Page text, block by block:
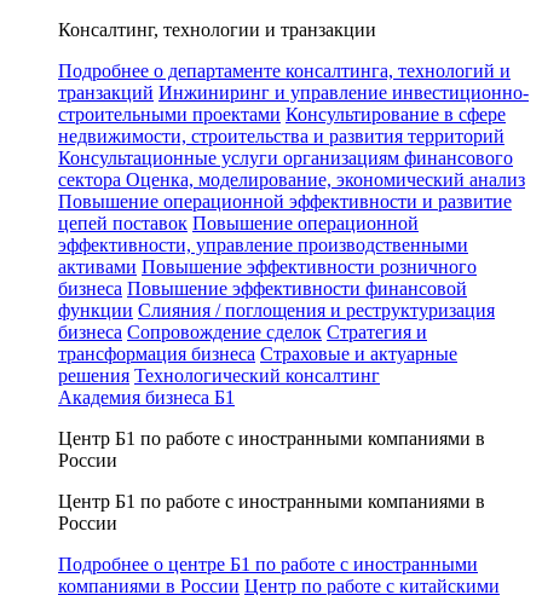
Консалтинг, технологии и транзакции
Подробнее о департаменте консалтинга, технологий и
транзакций Инжиниринг и управление инвестиционно-
строительными проектами Консультирование в сфере
недвижимости, строительства и развития территорий
Консультационные услуги организациям финансового
сектора Оценка, моделирование, экономический анализ
Повышение операционной эффективности и развитие
цепей поставок Повышение операционной
эффективности, управление производственными
активами Повышение эффективности розничного
бизнеса Повышение эффективности финансовой
функции Слияния / поглощения и реструктуризация
бизнеса Сопровождение сделок Стратегия и
трансформация бизнеса Страховые и актуарные
решения Технологический консалтинг
Академия бизнеса Б1
Центр Б1 по работе с иностранными компаниями в
России
Центр Б1 по работе с иностранными компаниями в
России
Подробнее о центре Б1 по работе с иностранными
компаниями в России Центр по работе с китайскими